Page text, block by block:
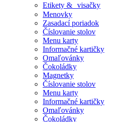
Etikety & visačky
Menovky
Zasadací poriadok
Číslovanie stolov
Menu karty
Informačné kartičky
Omaľovánky
Čokoládky
Magnetky
Číslovanie stolov
Menu karty
Informačné kartičky
Omaľovánky
Čokoládky